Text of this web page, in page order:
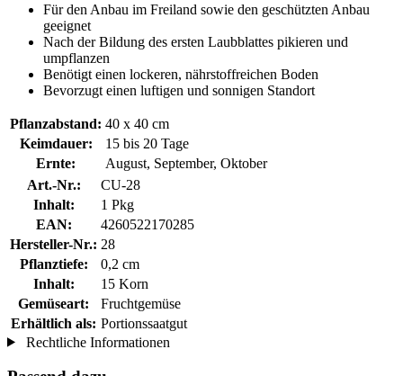
Für den Anbau im Freiland sowie den geschützten Anbau
geeignet
Nach der Bildung des ersten Laubblattes pikieren und
umpflanzen
Benötigt einen lockeren, nährstoffreichen Boden
Bevorzugt einen luftigen und sonnigen Standort
Pflanzabstand: 40 x 40 cm
Keimdauer:
15 bis 20 Tage
Ernte:
August, September, Oktober
Art.-Nr.:
CU-28
Inhalt:
1 Pkg
EAN:
4260522170285
Hersteller-Nr.: 28
Pflanztiefe:
0,2 cm
Inhalt:
15 Korn
Gemüseart:
Fruchtgemüse
Erhältlich als: Portionssaatgut
Rechtliche Informationen